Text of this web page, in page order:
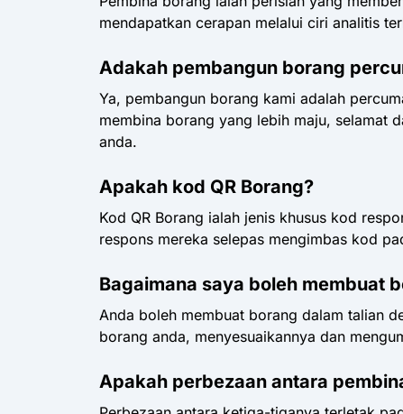
mendapatkan cerapan melalui ciri analitis
Adakah pembangun borang
Ya, pembangun borang kami adalah
membina borang yang lebih maju, selamat
anda.
Apakah kod QR Borang?
Kod QR Borang ialah jenis khusus kod
respons mereka selepas mengimbas kod
Bagaimana saya boleh membuat
Anda boleh membuat borang dalam talian
borang anda, menyesuaikannya dan
Apakah perbezaan antara